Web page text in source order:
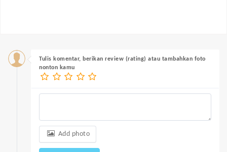
Tulis komentar, berikan review (rating) atau tambahkan foto
nonton kamu
Add photo